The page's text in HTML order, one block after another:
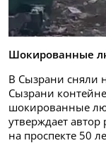
Шокированные
В Сызрани сняли
Сызрани
шокированные
утверждает
на проспекте 50